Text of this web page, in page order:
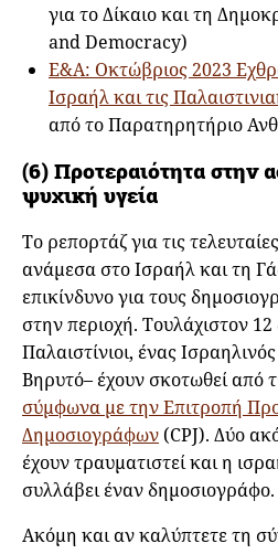
για το Δίκαιο και τη
and Democracy)
Ε&Α: Οκτώβριος 2023
Ισραήλ και τις
από το Παρατηρητήριο
(6) Προτεραιότητα στην
ψυχική υγεία
Το ρεπορτάζ για τις
ανάμεσα στο Ισραήλ και τη
επικίνδυνο για τους
στην περιοχή. Τουλάχιστον
Παλαιστίνιοι, ένας
Βηρυτό– έχουν σκοτωθεί από
σύμφωνα με την Επιτροπή
Δημοσιογράφων (CPJ). Δύο
έχουν τραυματιστεί και η
συλλάβει έναν δημοσιογράφο.
Ακόμη και αν καλύπτετε τη